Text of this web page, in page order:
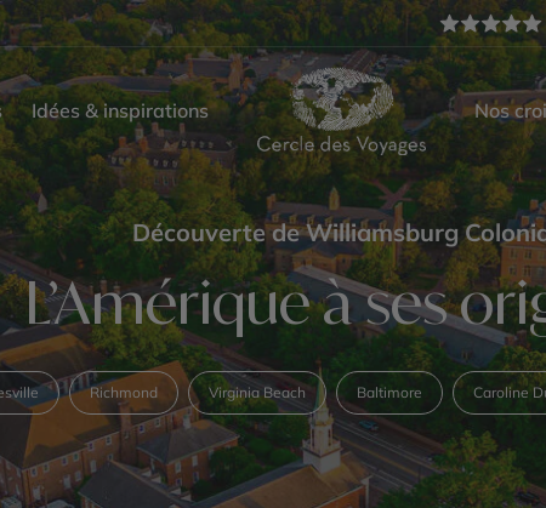
Idées & inspirations Nos
Découverte de Williamsburg
L’Amérique à ses
Richmond Virginia Beach Baltimore Caroline